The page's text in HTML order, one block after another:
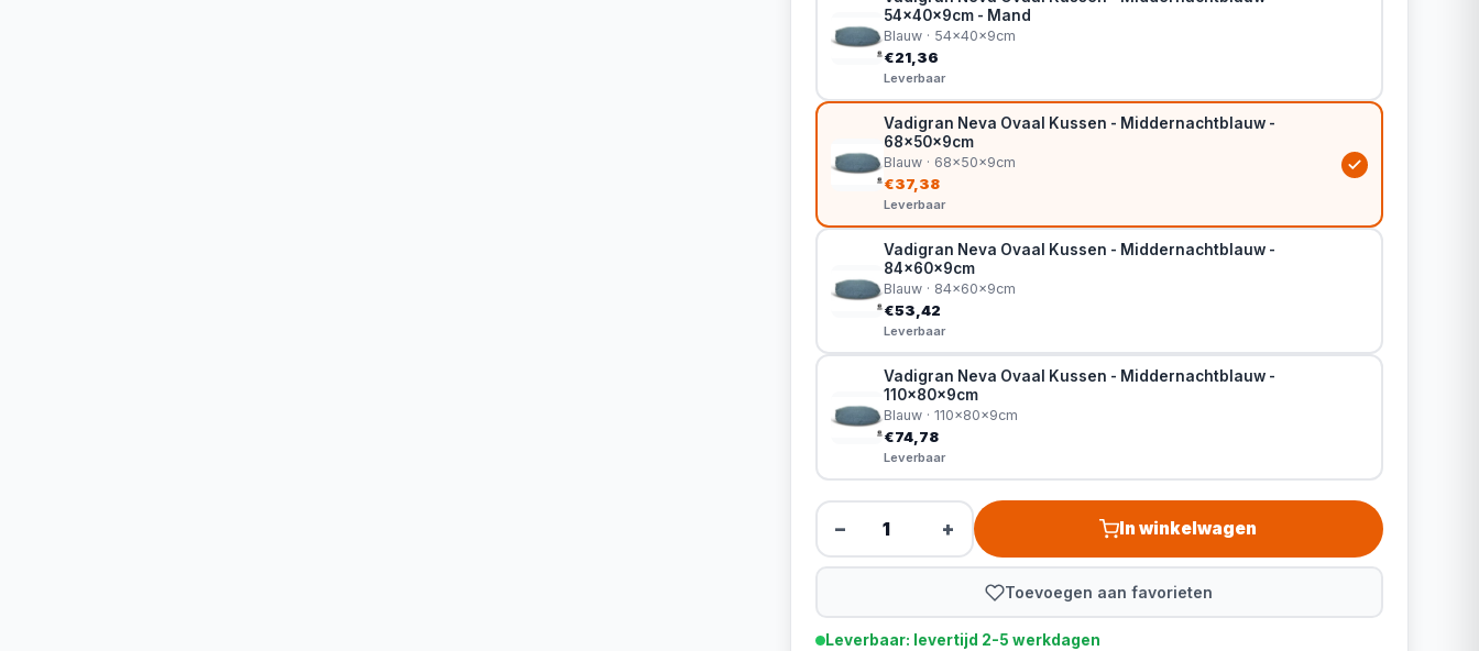
54x40x9cm - Mand
Blauw · 54x40x9cm
€21,36
Leverbaar
Vadigran Neva Ovaal Kussen - Middernachtblauw -
68x50x9cm
Blauw · 68x50x9cm
€37,38
Leverbaar
Vadigran Neva Ovaal Kussen - Middernachtblauw -
84x60x9cm
Blauw · 84x60x9cm
€53,42
Leverbaar
Vadigran Neva Ovaal Kussen - Middernachtblauw -
110x80x9cm
Blauw · 110x80x9cm
€74,78
Leverbaar
− + In winkelwagen
Toevoegen aan favorieten
Leverbaar: levertijd 2-5 werkdagen